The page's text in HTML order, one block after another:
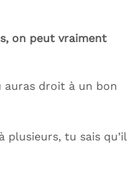
on peut vraiment
auras droit à un bon
plusieurs, tu sais qu’il